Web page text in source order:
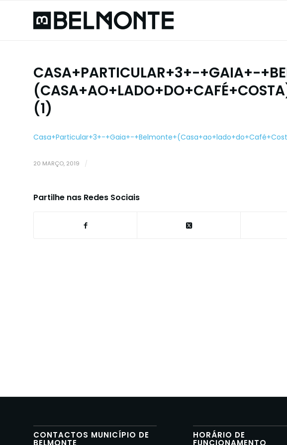
CASA+PARTICULAR+3+-+GAIA+-
(1)
Casa+Particular+3+-+Gaia+-
20 MARÇO, 2019 /
Partilhe nas Redes Sociais
CONTACTOS MUNICÍPIO DE
BELMONTE
HORÁRIO DE
FUNCIONAMENTO